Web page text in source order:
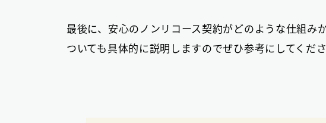
最後に、安心のノンリコース契約がどのような仕組み
ついても具体的に説明しますのでぜひ参考にしてくださ